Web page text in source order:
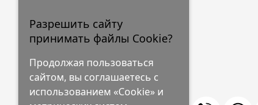
круглосуточно.
Разрешить сайту
принимать файлы Cookie?
Продолжая пользоваться
сайтом, вы соглашаетесь с
использованием «Cookie» и